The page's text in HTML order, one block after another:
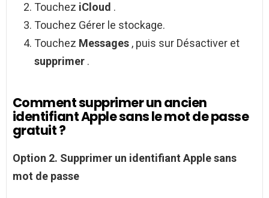
Touchez iCloud .
Touchez Gérer le stockage.
Touchez Messages , puis sur Désactiver et
supprimer .
Comment supprimer un ancien
identifiant Apple sans le mot de passe
gratuit ?
Option 2. Supprimer un identifiant Apple sans
mot de passe